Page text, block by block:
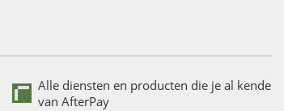
Alle diensten en producten die je al kende
van AfterPay